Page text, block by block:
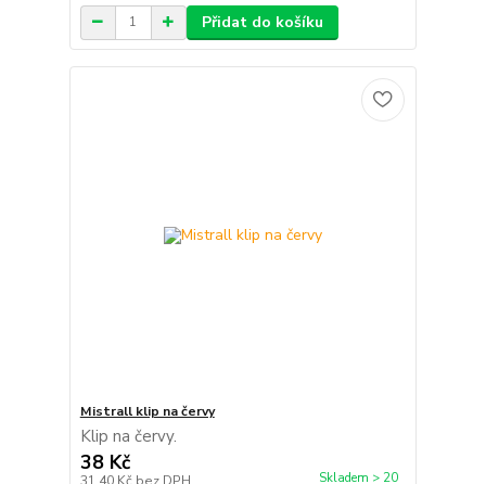
Přidat do košíku
Mistrall klip na červy
Klip na červy.
38 Kč
Skladem > 20